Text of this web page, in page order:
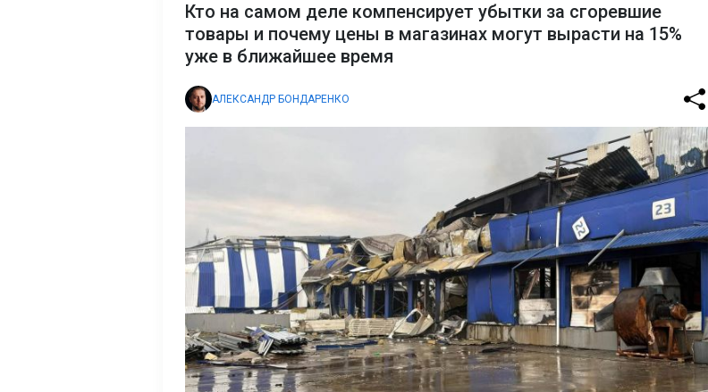
Кто на самом деле компенсирует убытки за сгоревшие
товары и почему цены в магазинах могут вырасти на 15%
уже в ближайшее время
АЛЕКСАНДР БОНДАРЕНКО